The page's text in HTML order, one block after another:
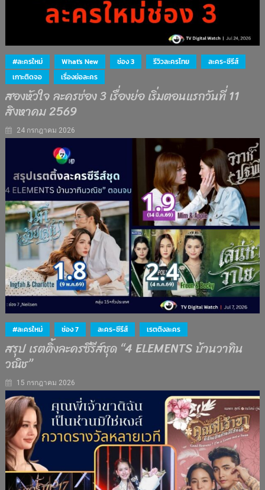
#ละครใหม่ What's New ช่อง 3 รีวิวละครไทย
ละคร-ซีรีส์
เกาะติดจอ
เรื่องย่อละคร
สองหัวใจ ละครช่อง 3 เรื่องย่อ เริ่มตอนแรกวันที่ 11
สิงหาคม 2569
24 กรกฎาคม 2026
#ละครใหม่ ช่อง 7 ละคร-ซีรีส์ เรตติงละคร
สรุป เรตติ้งละครซีรีส์ชุด “4 ELEMENTS บ้านวาทิน
วณิช”
15 กรกฎาคม 2026